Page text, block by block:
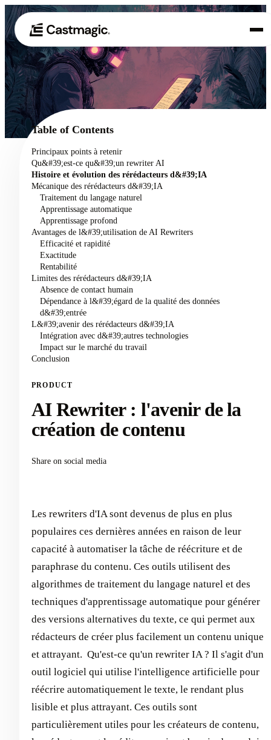
01 Produit
02 Cas d'utilisation
Tarification
À propos de nous
Table of Contents
Principaux points à retenir
Qu&#39;est-ce qu&#39;un rewriter AI
Histoire et évolution des rérédacteurs d&#39;IA
Mécanique des rérédacteurs d&#39;IA
Traitement du langage naturel
Apprentissage automatique
Apprentissage profond
Avantages de l&#39;utilisation de AI Rewriters
Efficacité et rapidité
Exactitude
Rentabilité
Limites des rérédacteurs d&#39;IA
Absence de contact humain
Dépendance à l&#39;égard de la qualité des données
d&#39;entrée
L&#39;avenir des rérédacteurs d&#39;IA
Intégration avec d&#39;autres technologies
Impact sur le marché du travail
Conclusion
PRODUCT
AI Rewriter : l'avenir de la
création de contenu
Share on social media
Les rewriters d'IA sont devenus de plus en plus
populaires ces dernières années en raison de leur
capacité à automatiser la tâche de réécriture et de
paraphrase du contenu. Ces outils utilisent des
algorithmes de traitement du langage naturel et des
techniques d'apprentissage automatique pour générer
des versions alternatives du texte, ce qui permet aux
rédacteurs de créer plus facilement un contenu unique
et attrayant. ‍ Qu'est-ce qu'un rewriter IA ? Il s'agit d'un
outil logiciel qui utilise l'intelligence artificielle pour
réécrire automatiquement le texte, le rendant plus
lisible et plus attrayant. Ces outils sont
particulièrement utiles pour les créateurs de contenu,